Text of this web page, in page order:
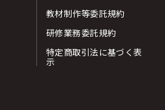
教材制作等委託規約
研修業務委託規約
特定商取引法に基づく表
示